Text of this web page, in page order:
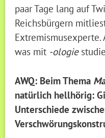
paar Tage lang auf
Reichsbürgern
Extremismusexperte.
was mit -ologie
AWQ: Beim Thema
natürlich hellhörig:
Unterschiede